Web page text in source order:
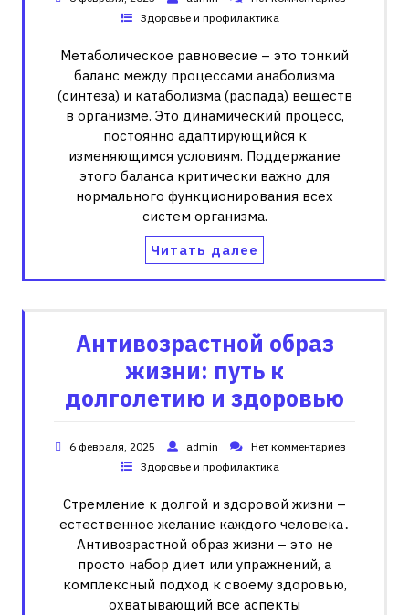
Здоровье и профилактика
Метаболическое равновесие – это тонкий
баланс между процессами анаболизма
(синтеза) и катаболизма (распада) веществ
в организме. Это динамический процесс,
постоянно адаптирующийся к
изменяющимся условиям. Поддержание
этого баланса критически важно для
нормального функционирования всех
систем организма.
Читать далее
Антивозрастной образ
жизни: путь к
долголетию и здоровью
6 февраля, 2025 admin
Нет комментариев
Здоровье и профилактика
Стремление к долгой и здоровой жизни –
естественное желание каждого человека․
Антивозрастной образ жизни – это не
просто набор диет или упражнений, а
комплексный подход к своему здоровью,
охватывающий все аспекты